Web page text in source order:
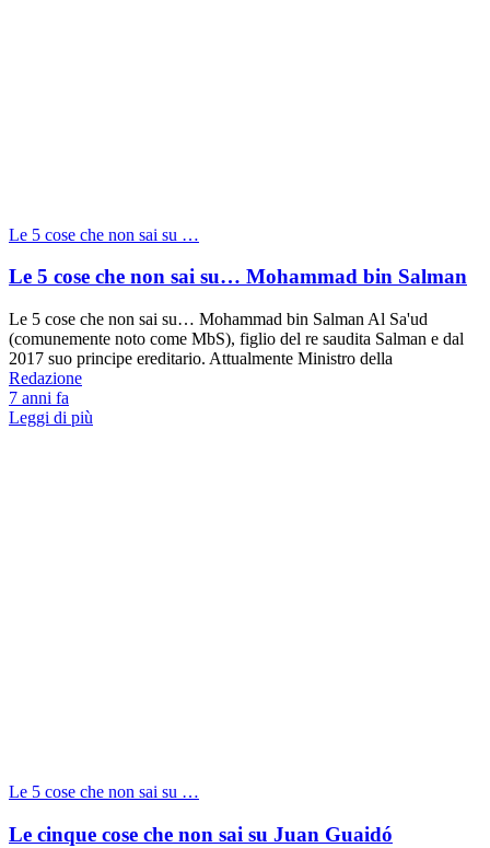
Le 5 cose che non sai su …
Le 5 cose che non sai su… Mohammad bin Salman
Le 5 cose che non sai su… Mohammad bin Salman Al Sa'ud
(comunemente noto come MbS), figlio del re saudita Salman e dal
2017 suo principe ereditario. Attualmente Ministro della
Redazione
7 anni fa
Leggi di più
Le 5 cose che non sai su …
Le cinque cose che non sai su Juan Guaidó